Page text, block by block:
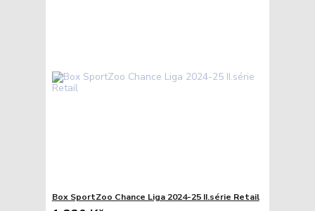
Box SportZoo Chance Liga 2024-25 II.série Retail